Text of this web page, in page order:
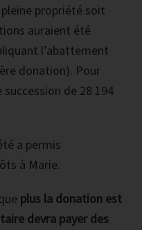
propriété soit
auraient été
l’abattement
donation). Pour
de 28 194
a permis
à Marie.
plus la donation est
devra payer des